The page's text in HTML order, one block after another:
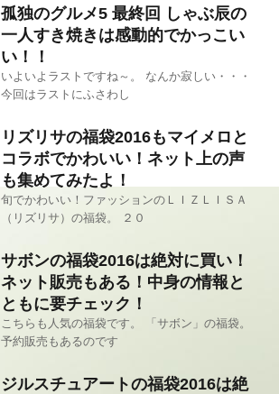
孤独のグルメ5 最終回 しゃぶ辰の
一人すき焼きは感動的でかっこい
い！！
いよいよラストですね～。 なんか寂しい・・・
今回はラストにふさわし
リズリサの福袋2016もマイメロと
コラボでかわいい！ネット上の声
も集めてみたよ！
旬でかわいい！ファッションのＬＩＺＬＩＳＡ
（リズリサ）の福袋。 ２０
サボンの福袋2016は絶対に買い！
ネット販売もある！中身の情報と
ともに要チェック！
こちらも人気の福袋です。 「サボン」の福袋。
予約販売もあるのです
ジルスチュアートの福袋2016は絶